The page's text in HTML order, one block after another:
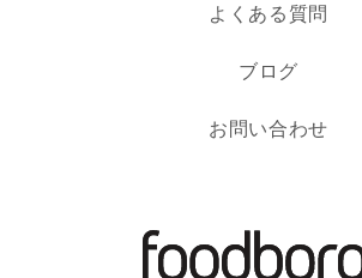
よくある質問
ブログ
お問い合わせ